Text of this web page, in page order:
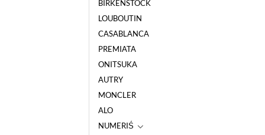
BIRKENSTOCK
LOUBOUTIN
CASABLANCA
PREMIATA
ONITSUKA
AUTRY
MONCLER
ALO
NUMERIŚ